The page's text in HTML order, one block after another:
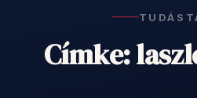
Címke: